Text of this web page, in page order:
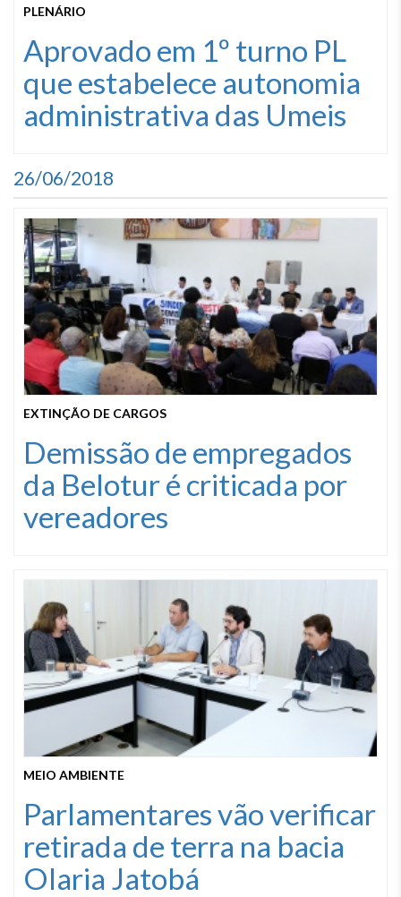
PLENÁRIO
Aprovado em 1º turno PL
que estabelece autonomia
administrativa das Umeis
26/06/2018
EXTINÇÃO DE CARGOS
Demissão de empregados
da Belotur é criticada por
vereadores
MEIO AMBIENTE
Parlamentares vão verificar
retirada de terra na bacia
Olaria Jatobá